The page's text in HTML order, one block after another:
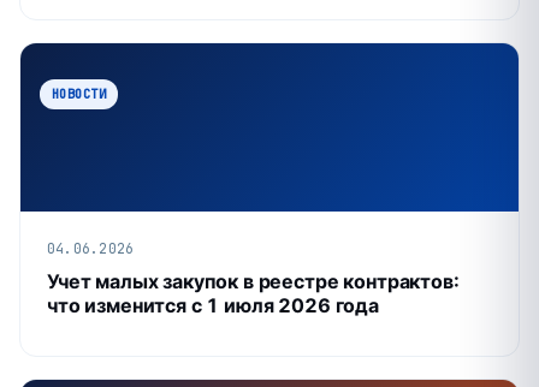
НОВОСТИ
04.06.2026
Учет малых закупок в реестре контрактов:
что изменится с 1 июля 2026 года